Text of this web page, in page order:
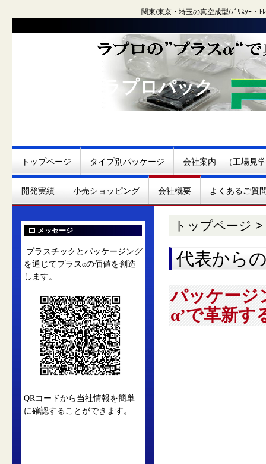
関東/東京・埼玉の真空成型/ﾌﾞﾘｽﾀｰ・
株式会社 ラプロパック
トップページ タイプ別パッケージ 会社案内 （工場見
開発実績 小売ショッピング 会社概要 よくあるご質
メッセージ
プラスチックとパッケージング
を通じてプラスαの価値を創造
します。
QRコードから当社情報を簡単
に確認することができます。
トップページ >
代表から
パッケージ
α’で革新す